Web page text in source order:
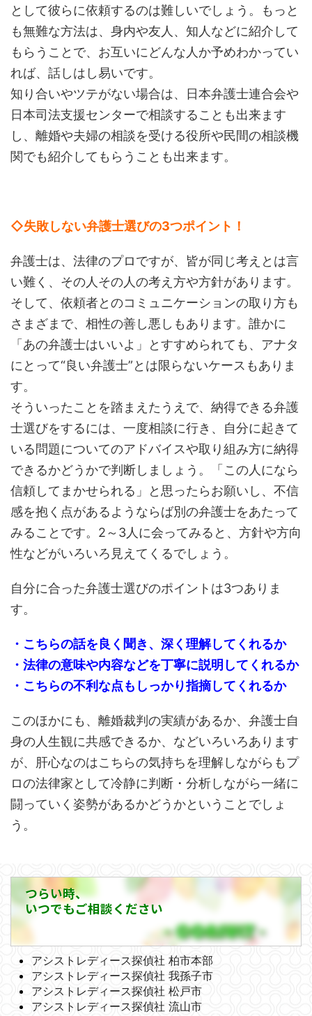
として彼らに依頼するのは難しいでしょう。もっと
も無難な方法は、身内や友人、知人などに紹介して
もらうことで、お互いにどんな人か予めわかってい
れば、話しはし易いです。
知り合いやツテがない場合は、日本弁護士連合会や
日本司法支援センターで相談することも出来ます
し、離婚や夫婦の相談を受ける役所や民間の相談機
関でも紹介してもらうことも出来ます。
◇失敗しない弁護士選びの3つポイント！
弁護士は、法律のプロですが、皆が同じ考えとは言
い難く、その人その人の考え方や方針があります。
そして、依頼者とのコミュニケーションの取り方も
さまざまで、相性の善し悪しもあります。誰かに
「あの弁護士はいいよ」とすすめられても、アナタ
にとって“良い弁護士”とは限らないケースもありま
す。
そういったことを踏まえたうえで、納得できる弁護
士選びをするには、一度相談に行き、自分に起きて
いる問題についてのアドバイスや取り組み方に納得
できるかどうかで判断しましょう。「この人になら
信頼してまかせられる」と思ったらお願いし、不信
感を抱く点があるようならば別の弁護士をあたって
みることです。2～3人に会ってみると、方針や方向
性などがいろいろ見えてくるでしょう。
自分に合った弁護士選びのポイントは3つありま
す。
・こちらの話を良く聞き、深く理解してくれるか
・法律の意味や内容などを丁寧に説明してくれるか
・こちらの不利な点もしっかり指摘してくれるか
このほかにも、離婚裁判の実績があるか、弁護士自
身の人生観に共感できるか、などいろいろあります
が、肝心なのはこちらの気持ちを理解しながらもプ
ロの法律家として冷静に判断・分析しながら一緒に
闘っていく姿勢があるかどうかということでしょ
う。
つらい時、
いつでもご相談ください
アシストレディース探偵社 柏市本部
アシストレディース探偵社 我孫子市
アシストレディース探偵社 松戸市
アシストレディース探偵社 流山市